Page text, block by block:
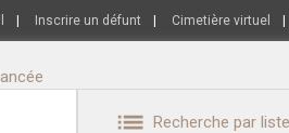
Inscrire un défunt Cimetière virtuel
Recherche par liste